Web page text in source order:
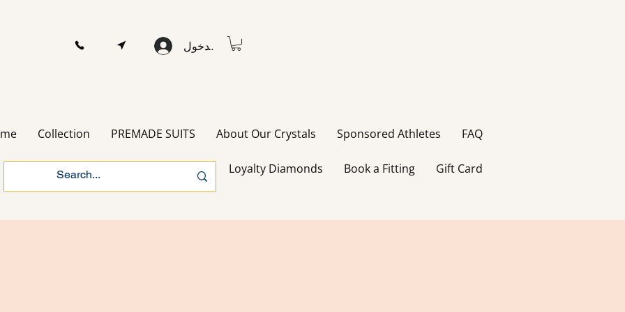
تسجيل الدخول
Collection PREMADE SUITS About Our Crystals Sponsored Athletes FAQ
Loyalty Diamonds Book a Fitting Gift Card